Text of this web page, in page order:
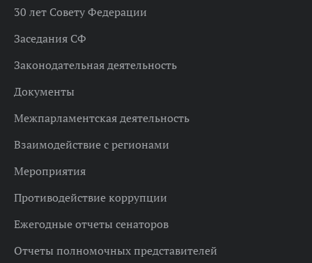
30 лет Совету Федерации
Заседания СФ
Законодательная деятельность
Документы
Межпарламентская деятельность
Взаимодействие с регионами
Мероприятия
Противодействие коррупции
Ежегодные отчеты сенаторов
Отчеты полномочных представителей